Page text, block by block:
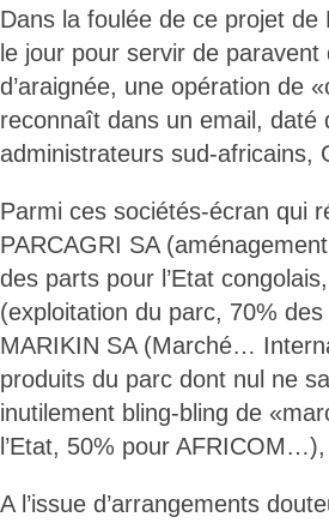
Dans la foulée de ce projet
le jour pour servir de
d’araignée, une opération de
reconnaît dans un email, daté
administrateurs sud-africains,
Parmi ces sociétés-écran qui
PARCAGRI SA
des parts pour l’Etat
(exploitation du parc, 70%
MARIKIN SA (Marché…
produits du parc dont nul ne
inutilement bling-bling de
l’Etat, 50% pour
A l’issue d’arrangements